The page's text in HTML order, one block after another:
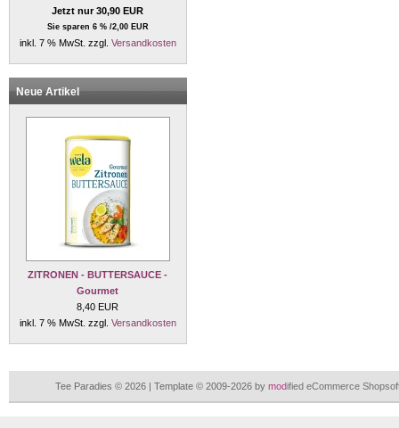
Jetzt nur 30,90 EUR
Sie sparen 6 % /2,00 EUR
inkl. 7 % MwSt. zzgl. Versandkosten
Neue Artikel
ZITRONEN - BUTTERSAUCE -
Gourmet
8,40 EUR
inkl. 7 % MwSt. zzgl. Versandkosten
Tee Paradies © 2026 | Template © 2009-2026 by modified eCommerce